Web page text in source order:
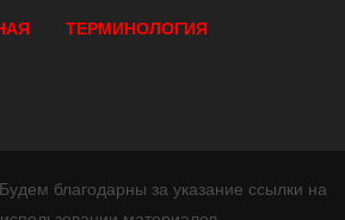
ТЕРМИНОЛОГИЯ
Будем благодарны за указание ссылки на